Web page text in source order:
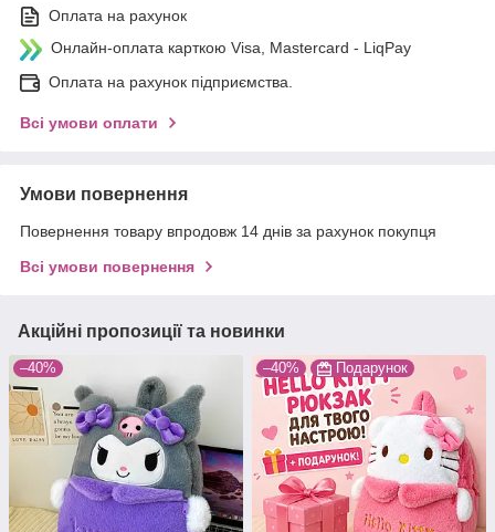
Оплата на рахунок
Онлайн-оплата карткою Visa, Mastercard - LiqPay
Оплата на рахунок підприємства.
Всі умови оплати
Умови повернення
Повернення товару впродовж 14 днів за рахунок покупця
Всі умови повернення
Акційні пропозиції та новинки
–40% –40% Подарунок